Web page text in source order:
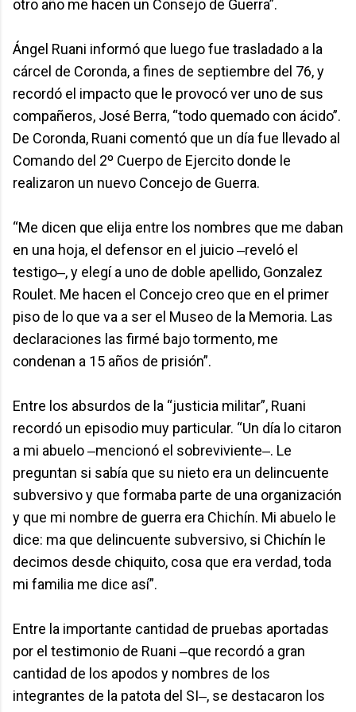
otro año me hacen un Consejo de Guerra”.
Ángel Ruani informó que luego fue trasladado a la
cárcel de Coronda, a fines de septiembre del 76, y
recordó el impacto que le provocó ver uno de sus
compañeros, José Berra, “todo quemado con ácido”.
De Coronda, Ruani comentó que un día fue llevado al
Comando del 2º Cuerpo de Ejercito donde le
realizaron un nuevo Concejo de Guerra.
“Me dicen que elija entre los nombres que me daban
en una hoja, el defensor en el juicio ‒reveló el
testigo‒, y elegí a uno de doble apellido, Gonzalez
Roulet. Me hacen el Concejo creo que en el primer
piso de lo que va a ser el Museo de la Memoria. Las
declaraciones las firmé bajo tormento, me
condenan a 15 años de prisión”.
Entre los absurdos de la “justicia militar”, Ruani
recordó un episodio muy particular. “Un día lo citaron
a mi abuelo ‒mencionó el sobreviviente‒. Le
preguntan si sabía que su nieto era un delincuente
subversivo y que formaba parte de una organización
y que mi nombre de guerra era Chichín. Mi abuelo le
dice: ma que delincuente subversivo, si Chichín le
decimos desde chiquito, cosa que era verdad, toda
mi familia me dice así”.
Entre la importante cantidad de pruebas aportadas
por el testimonio de Ruani ‒que recordó a gran
cantidad de los apodos y nombres de los
integrantes de la patota del SI‒, se destacaron los